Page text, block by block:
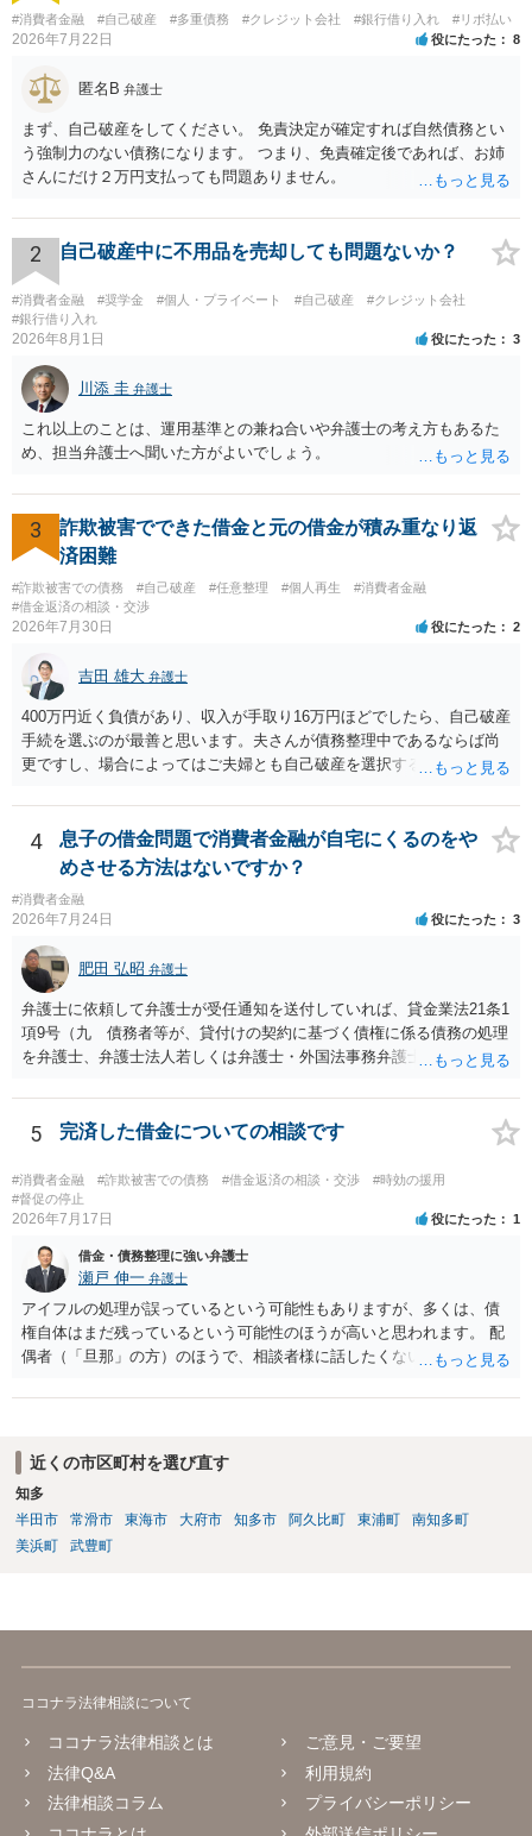
#消費者金融 #自己破産 #多重債務 #クレジット会社 #銀行借り入れ #リボ払い
2026年7月22日 役にたった 8
匿名B 弁護士
まず、自己破産をしてください。 免責決定が確定すれば自然債務とい
う強制力のない債務になります。 つまり、免責確定後であれば、お姉
さんにだけ２万円支払っても問題ありません。
2 自己破産中に不用品を売却しても問題ないか？
#消費者金融 #奨学金 #個人・プライベート #自己破産
#クレジット会社
#銀行借り入れ
2026年8月1日 役にたった 3
川添 圭 弁護士
これ以上のことは、運用基準との兼ね合いや弁護士の考え方もあるた
め、担当弁護士へ聞いた方がよいでしょう。
3
詐欺被害でできた借金と元の借金が積み重なり返
済困難
#詐欺被害での債務 #自己破産 #任意整理 #個人再生
#消費者金融
#借金返済の相談・交渉
2026年7月30日 役にたった 2
吉田 雄大 弁護士
400万円近く負債があり、収入が手取り16万円ほどでしたら、自己破産
手続を選ぶのが最善と思います。夫さんが債務整理中であるならば尚
更ですし、場合によってはご夫婦とも自己破産を選択する方法もある
4
息子の借金問題で消費者金融が自宅にくるのをや
めさせる方法はないですか？
#消費者金融
2026年7月24日 役にたった 3
肥田 弘昭 弁護士
弁護士に依頼して弁護士が受任通知を送付していれば、貸金業法21条1
項9号（九 債務者等が、貸付けの契約に基づく債権に係る債務の処理
を弁護士、弁護士法人若しくは弁護士・外国法事務弁護士共同法人若
等」という。）に委託し、又はその処理のため必要な裁判所における
民事事件に関する手続をとり、弁護士等又は裁判所から書面によりそ
の旨の通知があつた場合において、正当な理由がないのに、債務者等
に対し、電話をかけ、電報を送達し、若しくはファクシミリ装置を用
いて送信し、又は訪問する方法により、当該債務を弁済することを要
求し、これに対し債務者等から直接要求しないよう求められたにもか
かわらず、更にこれらの方法で当該債務を弁済することを要求するこ
と。）に違反しています。監督官庁に行政処分を求める、裁判所に仮
処分申請、不退去罪が成立すれば警察に通報などの対応が考えられま
す。ご参考にしてください。
5 完済した借金についての相談です
#消費者金融 #詐欺被害での債務 #借金返済の相談・交渉
#時効の援用
#督促の停止
2026年7月17日 役にたった 1
借金・債務整理に強い弁護士
瀬戸 伸一 弁護士
アイフルの処理が誤っているという可能性もありますが、多くは、債
権自体はまだ残っているという可能性のほうが高いと思われます。 配
偶者（「旦那」の方）のほうで、相談者様に話したくない事情等もあ
援用という方法も取れる可能性があるため、御主人に法律事務所に相
せない事情もあるかもしれないのでおひとりで行ってもらうほうがい
いかもしれません。 配偶者の債務がある状態で配偶者が亡くなると債
務を相談者様が相続するという状態になる（相続放棄などの亡くなっ
てからの方法もありますが）ため、相談者様にも関係することだとし
て相談にいくようにお話してみてはどうでしょうか。
近くの市区町村を選び直す
知多
半田市
常滑市 東海市 大府市 知多市 阿久比町 東浦町
南知多町
美浜町
武豊町
ココナラ法律相談について
ココナラ法律相談とは
法律Q&A
法律相談コラム
ご意見・ご要望
利用規約
プライバシーポリシー